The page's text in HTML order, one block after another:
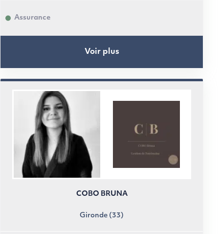
Assurance
Voir plus
COBO BRUNA
Gironde (33)